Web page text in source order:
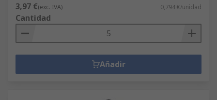
3,97 €(exc. IVA) 0,794 €/unidad
Cantidad
Añadir